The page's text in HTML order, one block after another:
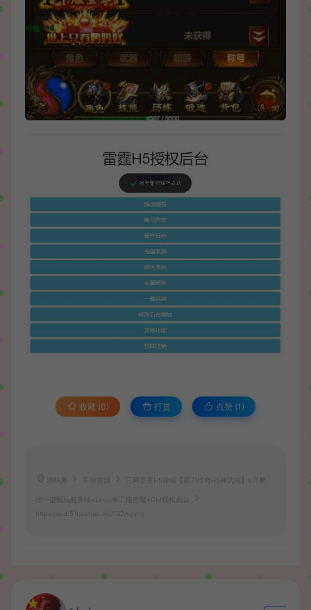
收藏 (0) 打赏 点赞 (1 )
手游资源 三网雷霆H5游戏【霸刀传奇H5神武端】8月整
理一键既玩服务端+Linux手工服务端+GM授权后台
https://wd.51boshao.vip/132/syym/